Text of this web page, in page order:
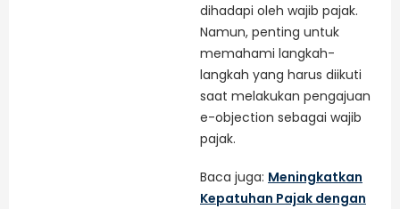
dihadapi oleh wajib pajak.
Namun, penting untuk
memahami langkah-
langkah yang harus diikuti
saat melakukan pengajuan
e-objection sebagai wajib
pajak.
Baca juga: Meningkatkan
Kepatuhan Pajak dengan